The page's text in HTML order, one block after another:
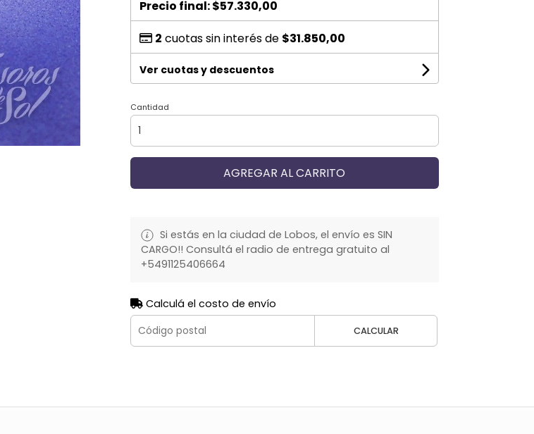
Precio final:$57.330,00
2 cuotas sin interés de $31.850,00
Ver cuotas y descuentos
Cantidad
AGREGAR AL CARRITO
Si estás en la ciudad de Lobos, el envío es SIN
CARGO!! Consultá el radio de entrega gratuito al
+5491125406664
Calculá el costo de envío
CALCULAR